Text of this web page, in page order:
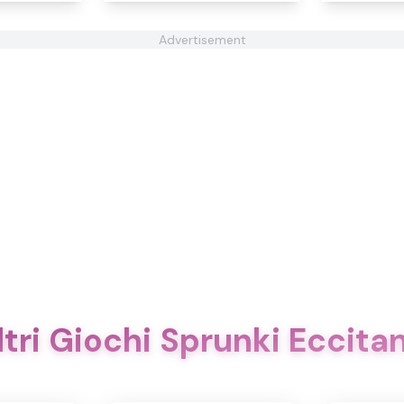
Advertisement
Giochi Sprunki